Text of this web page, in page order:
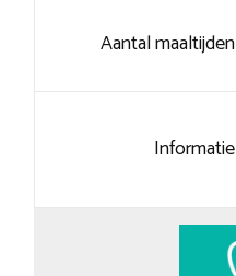
Aantal maaltijden
Informatie